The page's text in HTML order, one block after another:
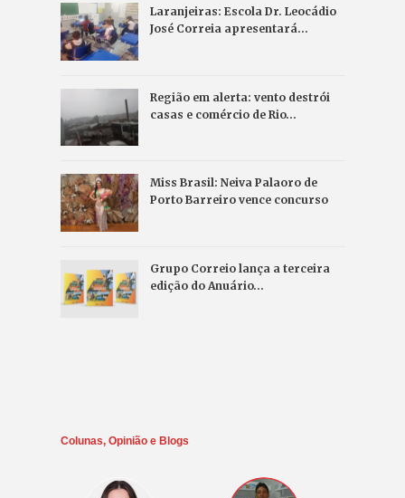
Laranjeiras: Escola Dr. Leocádio
José Correia apresentará…
Região em alerta: vento destrói
casas e comércio de Rio…
Miss Brasil: Neiva Palaoro de
Porto Barreiro vence concurso
Grupo Correio lança a terceira
edição do Anuário…
Colunas, Opinião e Blogs